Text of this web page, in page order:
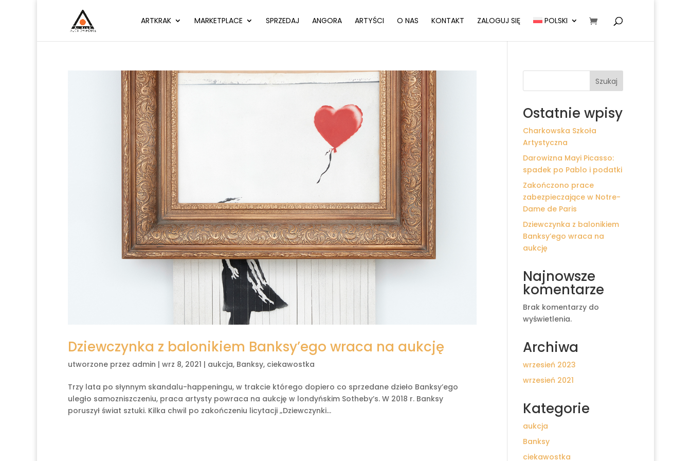
ARTKRAK MARKETPLACE SPRZEDAJ ANGORA ARTYŚCI O NAS KONTAKT ZALOGUJ SIĘ POLSKI
Dziewczynka z balonikiem Banksy’ego wraca na aukcję
utworzone przez admin | wrz 8, 2021 | aukcja, Banksy, ciekawostka
Trzy lata po słynnym skandalu-happeningu, w trakcie którego dopiero co sprzedane dzieło Banksy’ego
uległo samozniszczeniu, praca artysty powraca na aukcję w londyńskim Sotheby’s. W 2018 r. Banksy
poruszył świat sztuki. Kilka chwil po zakończeniu licytacji „Dziewczynki...
Szukaj
Ostatnie wpisy
Charkowska Szkoła
Artystyczna
Darowizna Mayi Picasso:
spadek po Pablo i podatki
Zakończono prace
zabezpieczające w Notre-
Dame de Paris
Dziewczynka z balonikiem
Banksy’ego wraca na
aukcję
Najnowsze
komentarze
Brak komentarzy do
wyświetlenia.
Archiwa
wrzesień 2023
wrzesień 2021
Kategorie
aukcja
Banksy
ciekawostka